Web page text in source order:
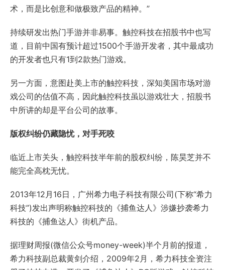
术，而是比创意和做极致产品的精神。”
持续研发出热门手游并非易事。触控科技在招股书中也写
道，目前中国有预计超过1500个手游开发者，其中最成功
的开发者也只有1到2款热门游戏。
另一方面，意图赴美上市的触控科技，深知美国市场对游
戏公司的估值不高，因此触控科技虽以游戏壮大，招股书
中所讲的却是平台公司的故事。
版权纠纷仍藏隐忧，对手死咬
临近上市关头，触控科技半年前的股权纠纷，陈昊芝并不
能完全高枕无忧。
2013年12月16日，广州希力电子科技有限公司(下称“希力
科技”)发出声明称触控科技的《捕鱼达人》涉嫌抄袭希力
科技的《捕鱼达人》街机产品。
据理财周报(微信公众号money-week)半个月前的报道，
希力科技副总裁黄剑介绍，2009年2月，希力科技全资注